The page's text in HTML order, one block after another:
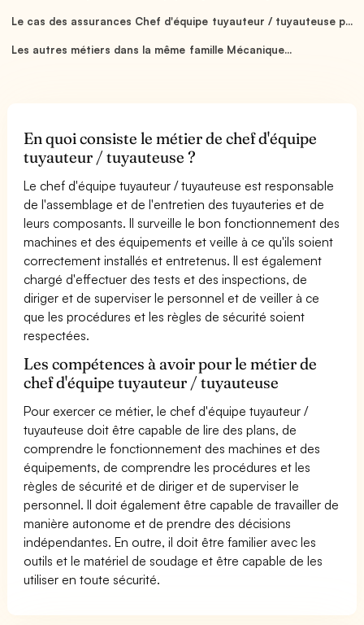
Le cas des assurances Chef d'équipe tuyauteur / tuyauteuse p...
Les autres métiers dans la même famille Mécanique...
En quoi consiste le métier de chef d'équipe
tuyauteur / tuyauteuse ?
Le chef d'équipe tuyauteur / tuyauteuse est responsable
de l'assemblage et de l'entretien des tuyauteries et de
leurs composants. Il surveille le bon fonctionnement des
machines et des équipements et veille à ce qu'ils soient
correctement installés et entretenus. Il est également
chargé d'effectuer des tests et des inspections, de
diriger et de superviser le personnel et de veiller à ce
que les procédures et les règles de sécurité soient
respectées.
Les compétences à avoir pour le métier de
chef d'équipe tuyauteur / tuyauteuse
Pour exercer ce métier, le chef d'équipe tuyauteur /
tuyauteuse doit être capable de lire des plans, de
comprendre le fonctionnement des machines et des
équipements, de comprendre les procédures et les
règles de sécurité et de diriger et de superviser le
personnel. Il doit également être capable de travailler de
manière autonome et de prendre des décisions
indépendantes. En outre, il doit être familier avec les
outils et le matériel de soudage et être capable de les
utiliser en toute sécurité.